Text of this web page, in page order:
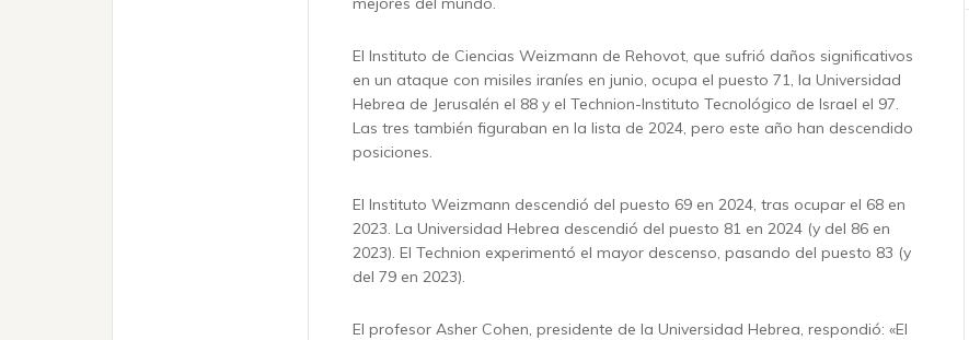
El Instituto de Ciencias Weizmann de Rehovot, que sufrió daños significativos
en un ataque con misiles iraníes en junio, ocupa el puesto 71, la Universidad
Hebrea de Jerusalén el 88 y el Technion-Instituto Tecnológico de Israel el 97.
Las tres también figuraban en la lista de 2024, pero este año han descendido
posiciones.
El Instituto Weizmann descendió del puesto 69 en 2024, tras ocupar el 68 en
2023. La Universidad Hebrea descendió del puesto 81 en 2024 (y del 86 en
2023). El Technion experimentó el mayor descenso, pasando del puesto 83 (y
del 79 en 2023).
El profesor Asher Cohen, presidente de la Universidad Hebrea, respondió: «El